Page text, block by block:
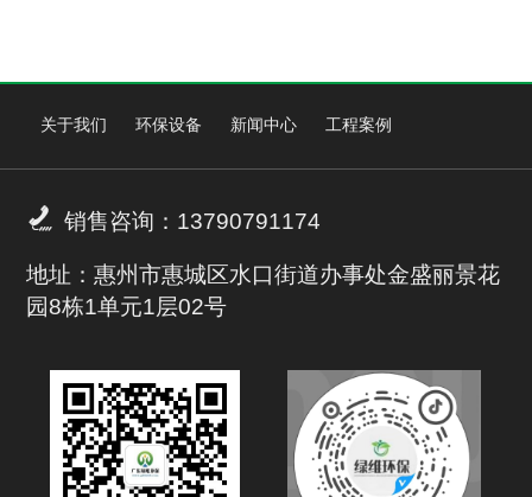
关于我们 环保设备 新闻中心 工程案例
 销售咨询：13790791174
地址：惠州市惠城区水口街道办事处金盛丽景花
园8栋1单元1层02号